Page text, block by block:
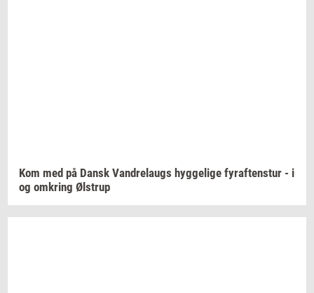
Kom med på Dansk Van­d­re­laugs hyg­ge­li­ge fyraf­tens­tur - i
og om­kring Øl­strup